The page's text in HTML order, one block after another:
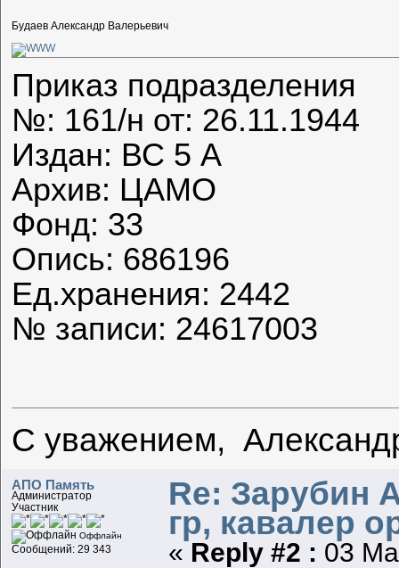
Будаев Александр Валерьевич
Приказ подразделения
№: 161/н от: 26.11.1944
Издан: ВС 5 А
Архив: ЦАМО
Фонд: 33
Опись: 686196
Ед.хранения: 2442
№ записи: 24617003
С уважением,
АПО Память
Администратор
Участник
Оффлайн
Сообщений: 29 343
Re: Зарубин
гр, кавалер
« Reply #2 : 03